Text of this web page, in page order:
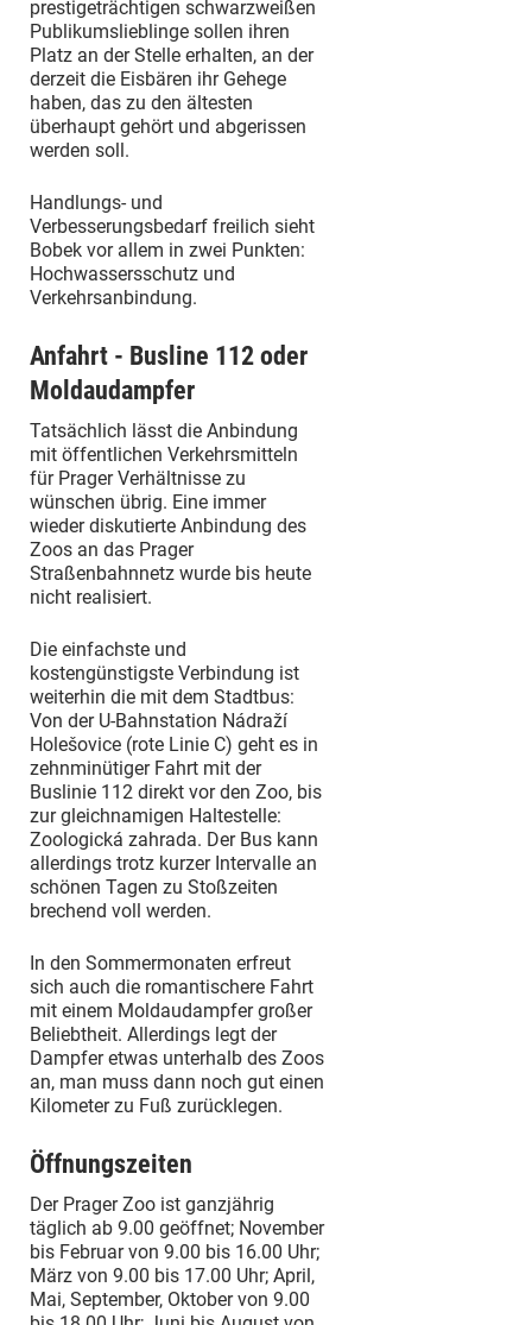
prestigeträchtigen schwarzweißen
Publikumslieblinge sollen ihren
Platz an der Stelle erhalten, an der
derzeit die Eisbären ihr Gehege
haben, das zu den ältesten
überhaupt gehört und abgerissen
werden soll.
Handlungs- und
Verbesserungsbedarf freilich sieht
Bobek vor allem in zwei Punkten:
Hochwassersschutz und
Verkehrsanbindung.
Anfahrt - Busline 112 oder
Moldaudampfer
Tatsächlich lässt die Anbindung
mit öffentlichen Verkehrsmitteln
für Prager Verhältnisse zu
wünschen übrig. Eine immer
wieder diskutierte Anbindung des
Zoos an das Prager
Straßenbahnnetz wurde bis heute
nicht realisiert.
Die einfachste und
kostengünstigste Verbindung ist
weiterhin die mit dem Stadtbus:
Von der U-Bahnstation Nádraží
Holešovice (rote Linie C) geht es in
zehnminütiger Fahrt mit der
Buslinie 112 direkt vor den Zoo, bis
zur gleichnamigen Haltestelle:
Zoologická zahrada. Der Bus kann
allerdings trotz kurzer Intervalle an
schönen Tagen zu Stoßzeiten
brechend voll werden.
In den Sommermonaten erfreut
sich auch die romantischere Fahrt
mit einem Moldaudampfer großer
Beliebtheit. Allerdings legt der
Dampfer etwas unterhalb des Zoos
an, man muss dann noch gut einen
Kilometer zu Fuß zurücklegen.
Öffnungszeiten
Der Prager Zoo ist ganzjährig
täglich ab 9.00 geöffnet; November
bis Februar von 9.00 bis 16.00 Uhr;
März von 9.00 bis 17.00 Uhr; April,
Mai, September, Oktober von 9.00